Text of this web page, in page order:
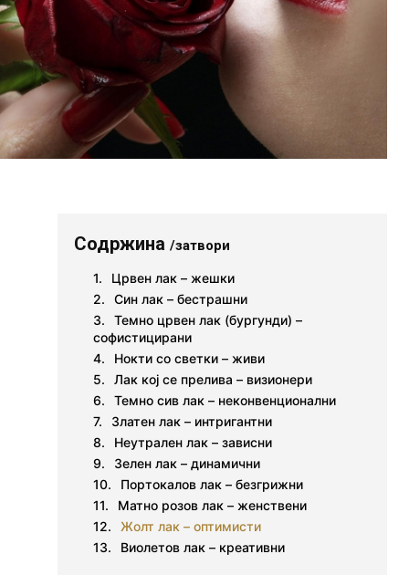
Содржина/затвори
Црвен лак – жешки
Син лак – бестрашни
Темно црвен лак (бургунди) –
софистицирани
Нокти со светки – живи
Лак кој се прелива – визионери
Темно сив лак – неконвенционални
Златен лак – интригантни
Неутрален лак – зависни
Зелен лак – динамични
Портокалов лак – безгрижни
Матно розов лак – женствени
Жолт лак – оптимисти
Виолетов лак – креативни